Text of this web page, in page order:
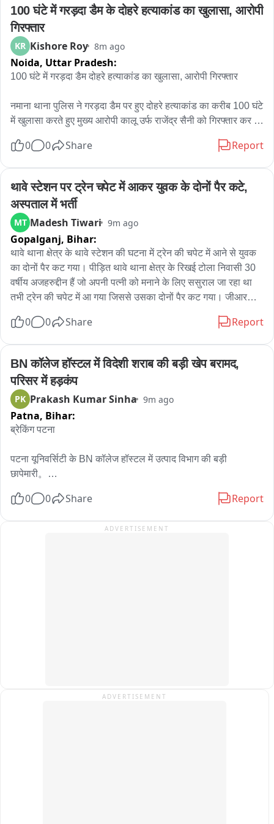
सके।
आफताब अहमद ने कहा कि पिछले वर्ष भी अधिक बारिश के कारण नूंह में कई
घरों, सड़कों और सरकारी कार्यालयों में बरसाती पानी भर गया था। इससे
लोगों को काफी परेशानियों का सामना करना पड़ा था। उन्होंने कहा कि इस
बार ऐसी स्थिति दोबारा न बने, इसके लिए समय रहते प्रशासन को आवश्यक
कदम उठाने चाहिए।
विधायक ने प्रशासन से जलभराव वाले संवेदनशील स्थानों की पहचान कर
वहां पंपिंग और पानी निकासी की व्यवस्था मजबूत करने की मांग की। उन्होंने
100 घंटे में गरड़दा डैम के दोहरे हत्याकांड का खुलासा, आरोपी
गिरफ्तार
KR Kishore Roy 8m ago
Noida, Uttar Pradesh:
100 घंटे में गरड़दा डैम दोहरे हत्याकांड का खुलासा, आरोपी गिरफ्तार
नमाना थाना पुलिस ने गरड़दा डैम पर हुए दोहरे हत्याकांड का करीब 100 घंटे
में खुलासा करते हुए मुख्य आरोपी कालू उर्फ राजेंद्र सैनी को गिरफ्तार कर
हमला किया, जिससे मोहनलाल मेघवाल की मौके पर मौत हो गई, जबकि
वारदात के बाद आरोपी 200 रुपये और मोबाइल लेकर फरार हो गया था।
लाखेरी क्षेत्र में घेराबंदी कर उसे गिरफ्तार किया गया। एसपी अवनीश कुमार
शर्मा के निर्देशन में पुलिस उपाधीक्षक राजेश टेलर के supervision तथा
थानाधिकारी नवल किशोर शर्मा के नेतृत्व में की गई.
0 0 Share Report
थावे स्टेशन पर ट्रेन चपेट में आकर युवक के दोनों पैर कटे,
अस्पताल में भर्ती
MT Madesh Tiwari 9m ago
Gopalganj, Bihar:
थावे थाना क्षेत्र के थावे स्टेशन की घटना में ट्रेन की चपेट में आने से युवक
का दोनों पैर कट गया। पीड़ित थावे थाना क्षेत्र के रिखई टोला निवासी 30
वर्षीय अजहरुद्दीन हैं जो अपनी पत्नी को मनाने के लिए ससुराल जा रहा था
तभी ट्रेन की चपेट में आ गया जिससे उसका दोनों पैर कट गया। जीआरपी
है। मौके से उसे ईलाज के लिए सदर अस्पताल में भर्ती कराया गया डॉक्टर ने
पीड़ित थावे का रहने वाला है।
0 0 Share Report
BN कॉलेज हॉस्टल में विदेशी शराब की बड़ी खेप बरामद,
परिसर में हड़कंप
PK Prakash Kumar Sinha 9m ago
Patna, Bihar:
ब्रेकिंग पटना
पटना यूनिवर्सिटी के BN कॉलेज हॉस्टल में उत्पाद विभाग की बड़ी
छापेमारी。
हॉस्टल परिसर से विदेशी शराब की बड़ी खेप बरामद, सैकड़ों लीटर शराब
0 0 Share Report
ADVERTISEMENT
ADVERTISEMENT